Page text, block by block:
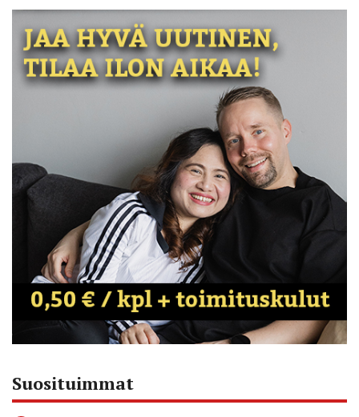
Suosituimmat